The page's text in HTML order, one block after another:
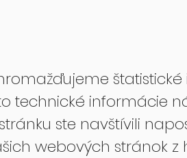
technické informácie
ste navštívili
webových stránok z